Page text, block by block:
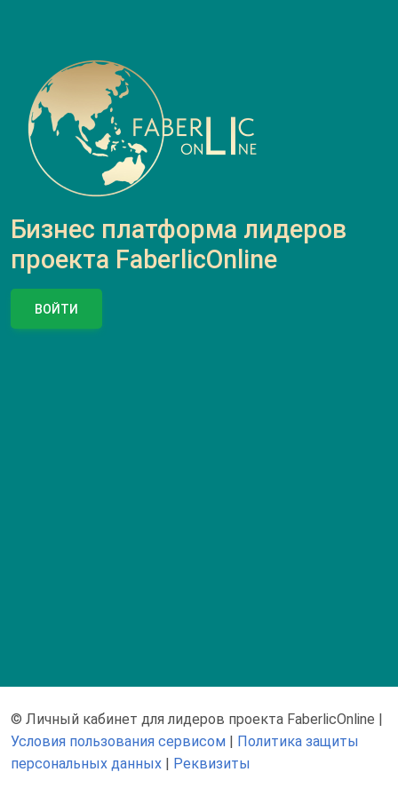
Бизнес платформа лидеров
проекта FaberlicOnline
ВОЙТИ
© Личный кабинет для лидеров проекта FaberlicOnline |
Условия пользования сервисом | Политика защиты
персональных данных | Реквизиты